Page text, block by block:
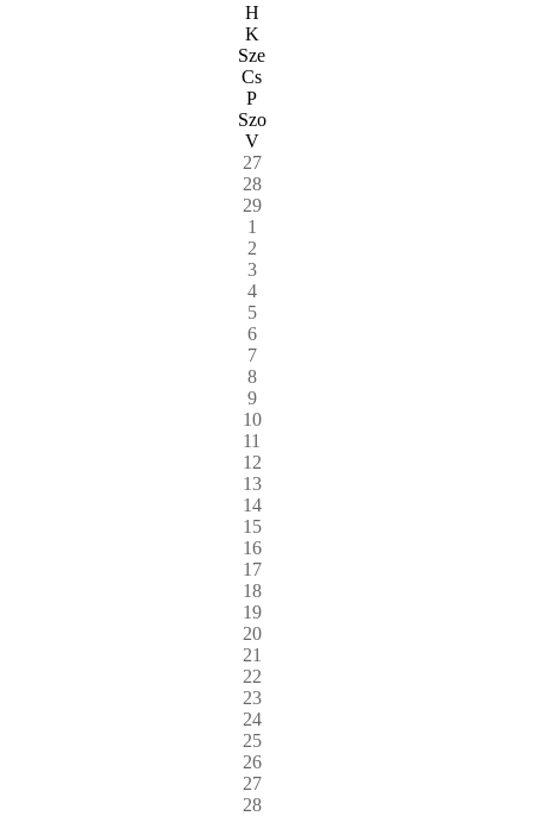
H
K
Sze
Cs
P
Szo
V
27
28
29
1
2
3
4
5
6
7
8
9
10
11
12
13
14
15
16
17
18
19
20
21
22
23
24
25
26
27
28